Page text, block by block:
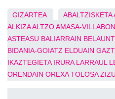
GIZARTEA ABALTZISKETA
ALKIZAALTZOAMASA-
ASTEASU BALIARRAIN
BIDANIA-GOIATZ ELDUAIN
IKAZTEGIETA IRURA LARRAUL
ORENDAIN OREXA TOLOSA